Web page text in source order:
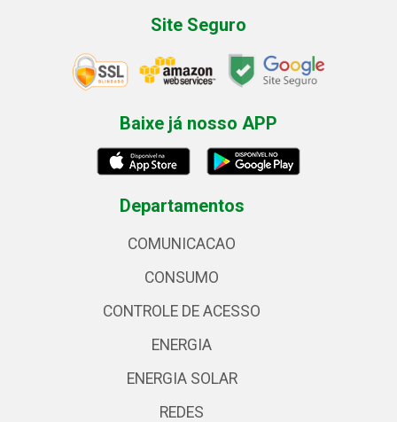
Site Seguro
Baixe já nosso APP
Departamentos
COMUNICACAO
CONSUMO
CONTROLE DE ACESSO
ENERGIA
ENERGIA SOLAR
REDES